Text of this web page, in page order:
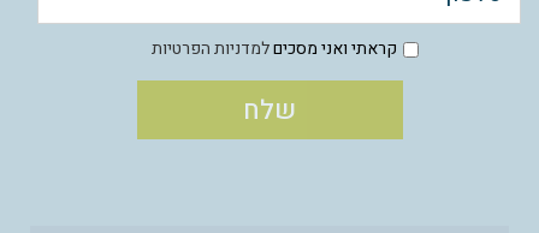
קראתי ואני מסכיםלמדניות הפרטיות